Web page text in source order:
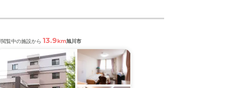
閲覧中の施設から 13.9km旭川市